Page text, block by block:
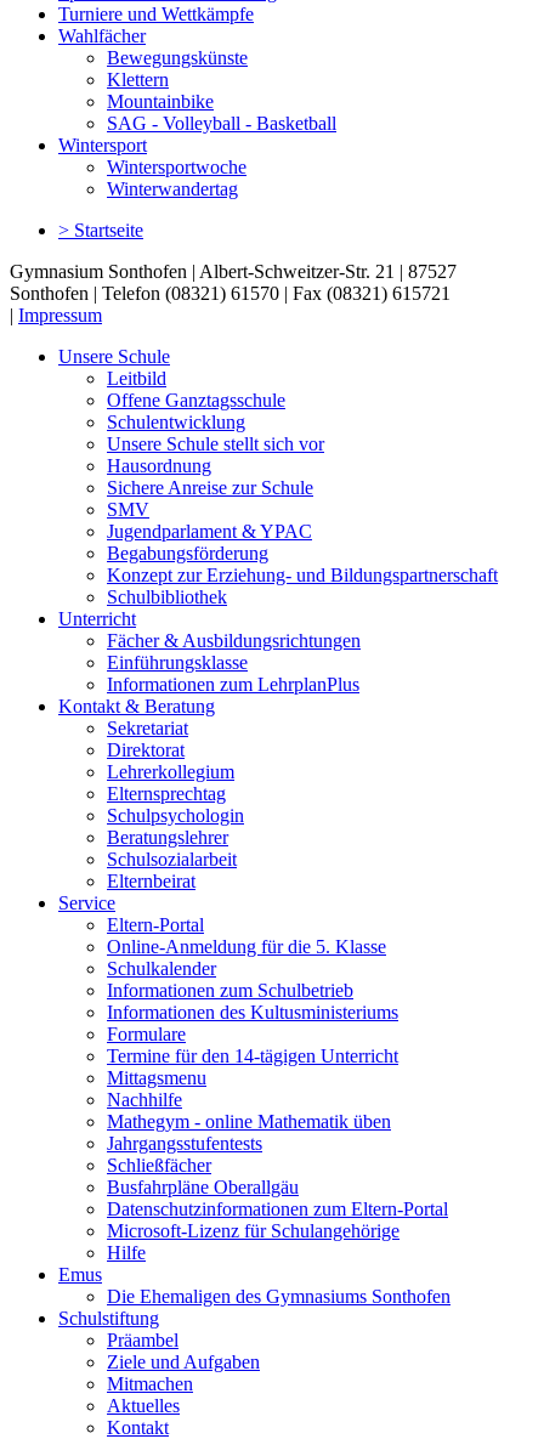
Turniere und Wettkämpfe
Wahlfächer
Bewegungskünste
Klettern
Mountainbike
SAG - Volleyball - Basketball
Wintersport
Wintersportwoche
Winterwandertag
> Startseite
Gymnasium Sonthofen | Albert-Schweitzer-Str. 21 | 87527
Sonthofen | Telefon (08321) 61570 | Fax (08321) 615721
| Impressum
Unsere Schule
Leitbild
Offene Ganztagsschule
Schulentwicklung
Unsere Schule stellt sich vor
Hausordnung
Sichere Anreise zur Schule
SMV
Jugendparlament & YPAC
Begabungsförderung
Konzept zur Erziehung- und Bildungspartnerschaft
Schulbibliothek
Unterricht
Fächer & Ausbildungsrichtungen
Einführungsklasse
Informationen zum LehrplanPlus
Kontakt & Beratung
Sekretariat
Direktorat
Lehrerkollegium
Elternsprechtag
Schulpsychologin
Beratungslehrer
Schulsozialarbeit
Elternbeirat
Service
Eltern-Portal
Online-Anmeldung für die 5. Klasse
Schulkalender
Informationen zum Schulbetrieb
Informationen des Kultusministeriums
Formulare
Termine für den 14-tägigen Unterricht
Mittagsmenu
Nachhilfe
Mathegym - online Mathematik üben
Jahrgangsstufentests
Schließfächer
Busfahrpläne Oberallgäu
Datenschutzinformationen zum Eltern-Portal
Microsoft-Lizenz für Schulangehörige
Hilfe
Emus
Die Ehemaligen des Gymnasiums Sonthofen
Schulstiftung
Präambel
Ziele und Aufgaben
Mitmachen
Aktuelles
Kontakt